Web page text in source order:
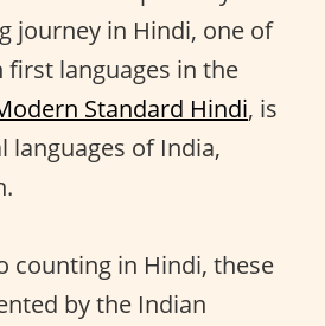
journey in Hindi, one of
languages in the
Standard Hindi, is
languages of India,
counting in Hindi, these
by the Indian